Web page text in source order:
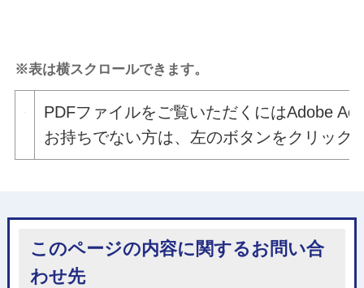
※表は横スクロールできます。
PDFファイルをご覧いただくにはAdobe
お持ちでない方は、左のボタンをクリック
このページの内容に関するお問い合
わせ先